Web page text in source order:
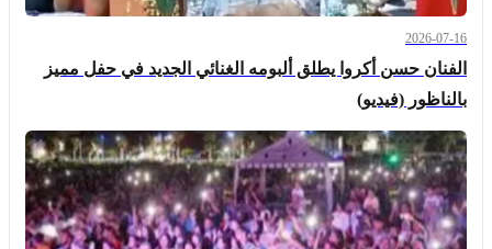
2026-07-16
الفنان حسن أكروا يطلق ألبومه الغنائي الجديد في حفل مميز
بالناظور (فيديو)